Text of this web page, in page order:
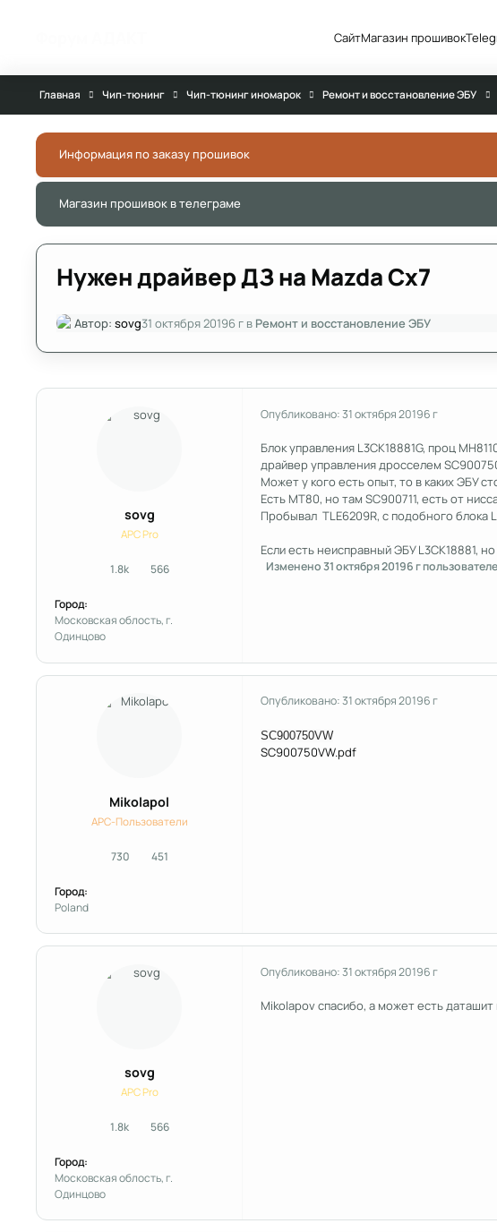
СайтМагазин прошивок
Главная Чип-тюнинг Чип-тюнинг иномарок Ремонт и восстановление ЭБУ
Информация по заказу прошивок
Магазин прошивок в телеграме
Нужен драйвер ДЗ на Mazda Cx7
Автор: sovg31 октября 20196 гв Ремонт и восстановление ЭБУ
sovg
APC Pro
1.8kсообщения
566Репутация
Город:
Московская облость, г.
Одинцово
Опубликовано:31 октября 20196 г
Блок управления L3CK18881G, проц
драйвер управления дросселем
Может у кого есть опыт, то в каких ЭБУ
Есть МТ80, но там SC900711, есть от
Пробывал TLE6209R, с подобного блока
Если есть неисправный ЭБУ L3CK18881,
Изменено31 октября 20196 г
Mikolapol
APC-Пользователи
730сообщения
451Репутация
Город:
Poland
Опубликовано:31 октября 20196 г
SC900750VW
SC900750VW.pdf
sovg
APC Pro
1.8kсообщения
566Репутация
Город:
Московская облость, г.
Одинцово
Опубликовано:31 октября 20196 г
Mikolapov спасибо, а может есть даташит